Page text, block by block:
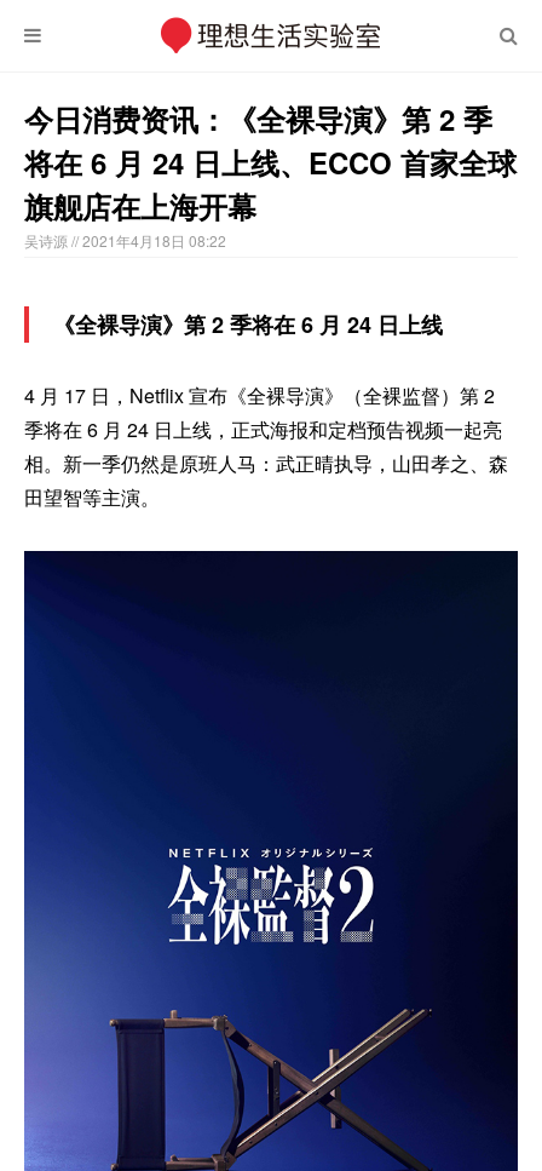
今日消费资讯：《全裸导演》第 2 季
将在 6 月 24 日上线、ECCO 首家全球
旗舰店在上海开幕
吴诗源 // 2021年4月18日 08:22
《全裸导演》第 2 季将在 6 月 24 日上线
4 月 17 日，Netflix 宣布《全裸导演》（全裸监督）第 2
季将在 6 月 24 日上线，正式海报和定档预告视频一起亮
相。新一季仍然是原班人马：武正晴执导，山田孝之、森
田望智等主演。